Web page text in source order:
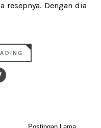
resepnya. Dengan dia